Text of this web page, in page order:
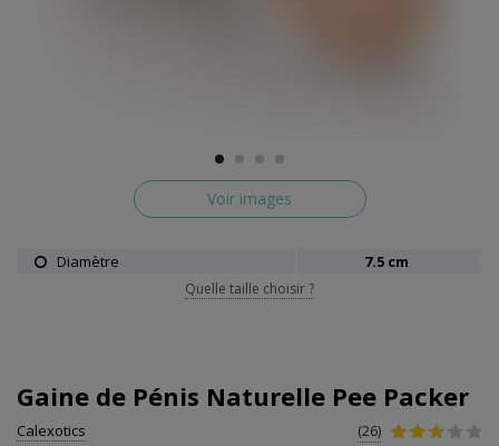
Voir images
Diamètre 7.5 cm
Quelle taille choisir ?
Gaine de Pénis Naturelle Pee Packer
Calexotics (26)